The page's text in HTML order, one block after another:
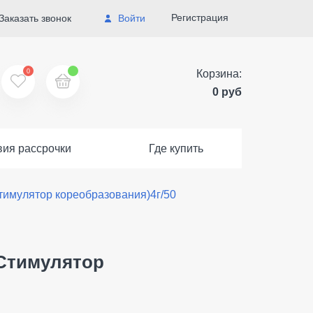
звонок Войти Регистрация
0
Корзина:
0 руб
рассрочки Где купить
кореобразования)4г/50